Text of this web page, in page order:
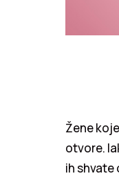
Žene
otvore.
ih shvate